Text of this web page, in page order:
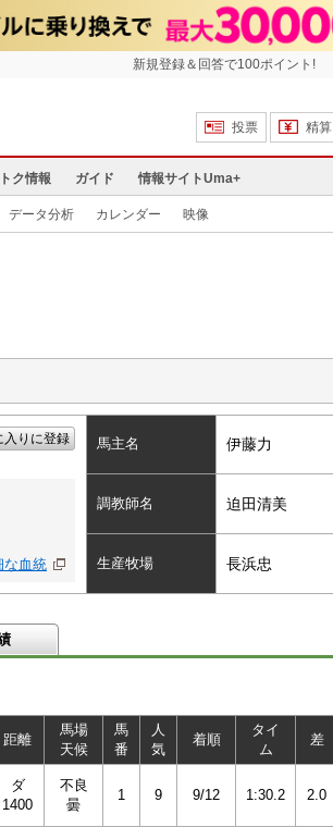
新規登録＆回答で100ポイント!
投票
精算
ク情報 ガイド 情報サイトUma+
データ分析 カレンダー 映像
入りに登録
血統
馬主名 伊藤力
調教師名 迫田清美
生産牧場 長浜忠
距離
馬場
天候
馬
番
人
気
着順
タイ
ム
差
ダ
1400
不良
曇
1 9 9/12 1:30.2 2.0